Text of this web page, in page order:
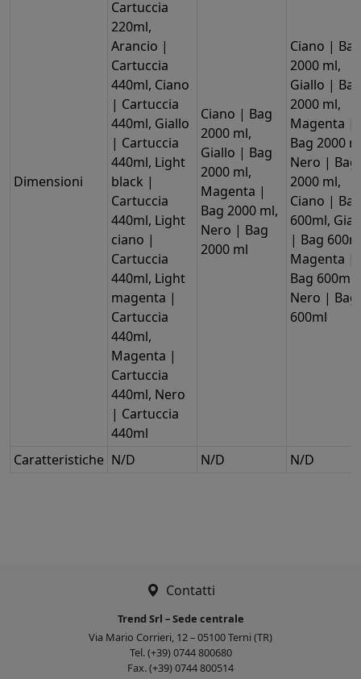
Dimensioni
Cartuccia
220ml,
Arancio |
Cartuccia
440ml, Ciano
| Cartuccia
440ml, Giallo
| Cartuccia
440ml, Light
black |
Cartuccia
440ml, Light
ciano |
Cartuccia
440ml, Light
magenta |
Cartuccia
440ml,
Magenta |
Cartuccia
440ml, Nero
| Cartuccia
440ml
Ciano | Bag
2000 ml,
Giallo | Bag
2000 ml,
Magenta |
Bag 2000 ml,
Nero | Bag
2000 ml
Ciano | Bag
2000 ml,
Giallo | Bag
2000 ml,
Magenta |
Bag 2000
Nero | Bag
2000 ml,
Ciano | Bag
600ml,
| Bag
Magenta |
Bag 600ml,
Nero | Bag
600ml
Caratteristiche N/D N/D N/D
Contatti
Trend Srl – Sede centrale
Via Mario Corrieri, 12 – 05100 Terni (TR)
Tel. (+39) 0744 800680
Fax. (+39) 0744 800514